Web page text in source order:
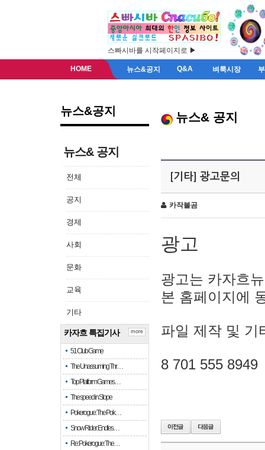
스빠시바를 시작페이지로 ▶
HOME 뉴스&공지 Q&A 벼룩시장
뉴스&공지
뉴스& 공지
전체
공지
경제
사회
문화
교육
기타
카자흐 특집기사
51 Club Game
The Unassuming Thr…
Top Platform Games…
The speed in Slope
Pokerogue: The Pok…
Snow Rider: Endles…
Re: Pokerogue: The…
more
뉴스& 공지
[기타] 광고문의
카작불곰
광고
광고는 카자흐
본 홈페이지에
파일 제작 및 기
8 701 555 8949